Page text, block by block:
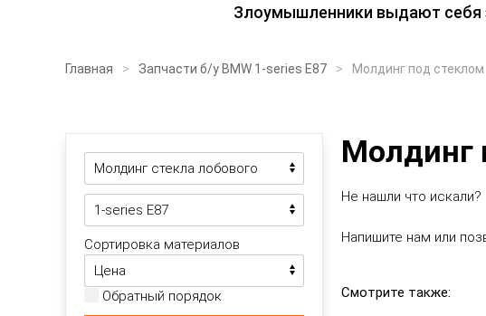
Злоумышленники выдают себя
Главная Запчасти б/у BMW 1-series E87 Молдинг под стеклом
Молдинг
Не нашли что искали?
Напишите нам или
Смотрите также:
Сортировка материалов
Обратный порядок